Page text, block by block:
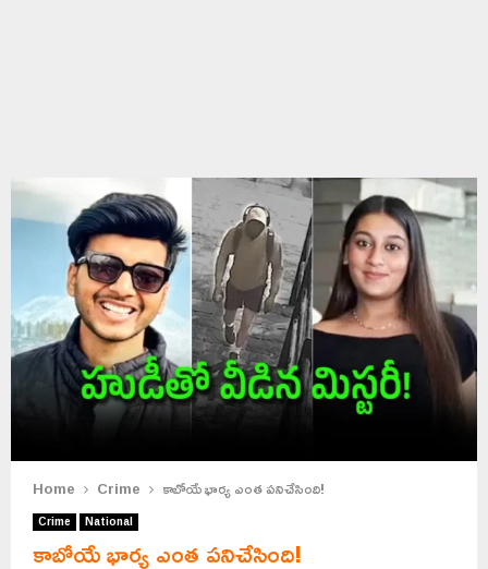
Home Crime కాబోయే భార్య ఎంత పనిచేసింది!
Crime National
కాబోయే భార్య ఎంత పనిచేసింది!